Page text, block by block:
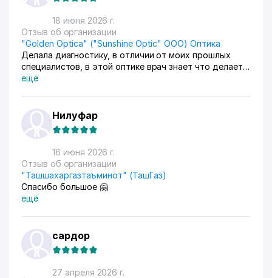
18 июня 2026 г.
Отзыв об организации
"Golden Optica" ("Sunshine Optic" ООО) Оптика
Делала диагностику, в отличии от моих прошлых
специалистов, в этой оптике врач знает что делает и
мне понравился подход к работе, также приобрела у
ещё
Нилуфар
16 июня 2026 г.
Отзыв об организации
"Ташшахаргазтаъминот" (ТашГаз)
Спасибо большое 🤗
ещё
сардор
27 апреля 2026 г.